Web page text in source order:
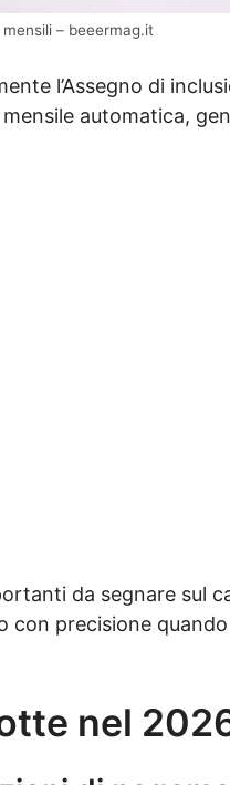
– beeermag.it
l’Assegno di
automatica,
da segnare sul
con precisione
nel